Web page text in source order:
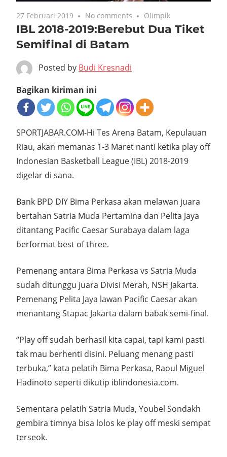
27 Februari 2019 No comments Olimpik
IBL 2018-2019:Berebut Dua Tiket
Semifinal di Batam
Posted by Budi Kresnadi
Bagikan kiriman ini
SPORTJABAR.COM-Hi Tes Arena Batam, Kepulauan
Riau, akan memanas 1-3 Maret nanti ketika play off
Indonesian Basketball League (IBL) 2018-2019
digelar di sana.
Bank BPD DIY Bima Perkasa akan melawan juara
bertahan Satria Muda Pertamina dan Pelita Jaya
ditantang Pacific Caesar Surabaya dalam laga
berformat best of three.
Pemenang antara Bima Perkasa vs Satria Muda
sudah ditunggu juara Divisi Merah, NSH Jakarta.
Pemenang Pelita Jaya lawan Pacific Caesar akan
menantang Stapac Jakarta dalam babak semi-final.
“Play off sudah berhasil kita capai, tapi kami pasti
tak mau berhenti disini. Peluang menang pasti
terbuka,” kata pelatih Bima Perkasa, Raoul Miguel
Hadinoto seperti dikutip iblindonesia.com.
Sementara pelatih Satria Muda, Youbel Sondakh
gembira timnya bisa lolos ke play off meski sempat
terseok.